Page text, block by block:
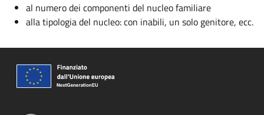
al numero dei componenti del nucleo familiare
alla tipologia del nucleo: con inabili, un solo genitore, ecc.